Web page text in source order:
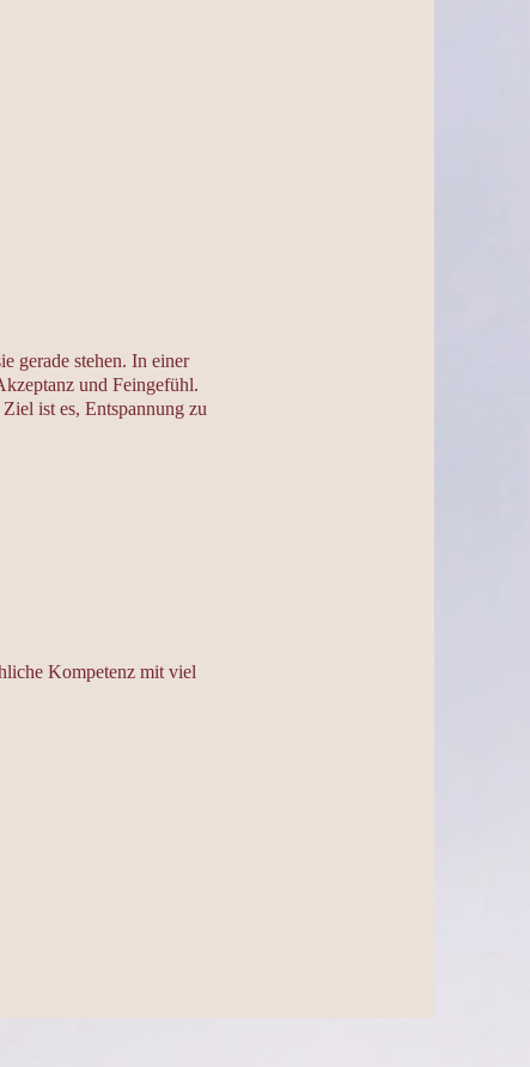
gerade stehen. In einer
und Feingefühl.
ist es, Entspannung zu
Kompetenz mit viel